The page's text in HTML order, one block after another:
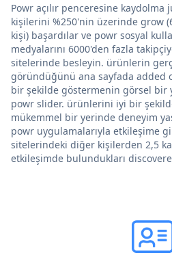
Powr açılır penceresine
kişilerini %250'nin üzerinde grow
kişi) başardılar ve powr sosyal
medyalarını 6000'den fazla
sitelerinde besleyin. ürünlerin
göründüğünü ana sayfada added
bir şekilde göstermenin görsel bir
powr slider. ürünlerini iyi bir
mükemmel bir yerinde deneyim
powr uygulamalarıyla etkileşime
sitelerindeki diğer kişilerden 2,5
etkileşimde bulundukları